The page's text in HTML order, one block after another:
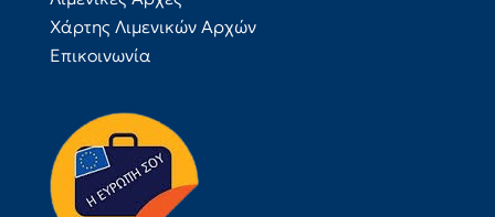
Χάρτης Λιμενικών Αρχών
Επικοινωνία